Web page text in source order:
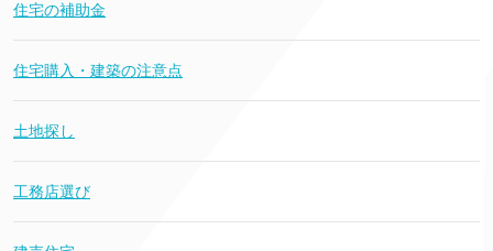
住宅の補助金
住宅購入・建築の注意点
土地探し
工務店選び